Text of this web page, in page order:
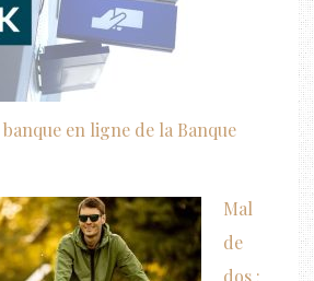
en ligne de la Banque
Mal
de
dos :